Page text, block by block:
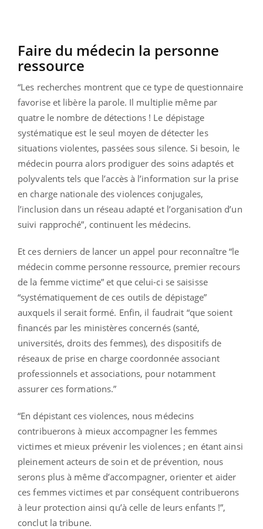
Faire du médecin la personne
ressource
“Les recherches montrent que ce type de questionnaire
favorise et libère la parole. Il multiplie même par
quatre le nombre de détections ! Le dépistage
systématique est le seul moyen de détecter les
situations violentes, passées sous silence. Si besoin, le
médecin pourra alors prodiguer des soins adaptés et
polyvalents tels que l’accès à l’information sur la prise
en charge nationale des violences conjugales,
l’inclusion dans un réseau adapté et l’organisation d’un
suivi rapproché”, continuent les médecins.
Et ces derniers de lancer un appel pour reconnaître “le
médecin comme personne ressource, premier recours
de la femme victime” et que celui-ci se saisisse
“systématiquement de ces outils de dépistage”
auxquels il serait formé. Enfin, il faudrait “que soient
financés par les ministères concernés (santé,
universités, droits des femmes), des dispositifs de
réseaux de prise en charge coordonnée associant
professionnels et associations, pour notamment
assurer ces formations.”
“En dépistant ces violences, nous médecins
contribuerons à mieux accompagner les femmes
victimes et mieux prévenir les violences ; en étant ainsi
pleinement acteurs de soin et de prévention, nous
serons plus à même d’accompagner, orienter et aider
ces femmes victimes et par conséquent contribuerons
à leur protection ainsi qu’à celle de leurs enfants !”,
conclut la tribune.